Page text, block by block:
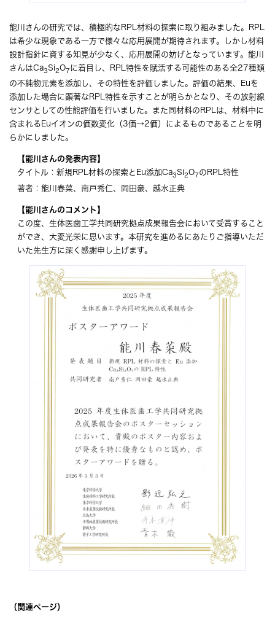
能川さんの研究では、積極的なRPL材料の探索に取り組みました。RPL
は希少な現象である一方で様々な応用展開が期待されます。しかし材料
設計指針に資する知見が少なく、応用展開の妨げとなっています。能川
さんはCa3Si2O7に着目し、RPL特性を賦活する可能性のある全27種類
の不純物元素を添加し、その特性を評価しました。評価の結果、Euを
添加した場合に顕著なRPL特性を示すことが明らかとなり、その放射線
センサとしての性能評価を行いました。また同材料のRPLは、材料中に
含まれるEuイオンの価数変化（3価→2価）によるものであることを明
らかにしました。
【能川さんの発表内容】
タイトル：新規RPL材料の探索とEu添加Ca3Si 2O7のRPL特性
著者：能川春菜、南戸秀仁、岡田豪、越水正典
【能川さんのコメント】
この度、生体医歯工学共同研究拠点成果報告会において受賞すること
ができ、大変光栄に思います。本研究を進めるにあたりご指導いただ
いた先生方に深く感謝申し上げます。
（関連ページ）